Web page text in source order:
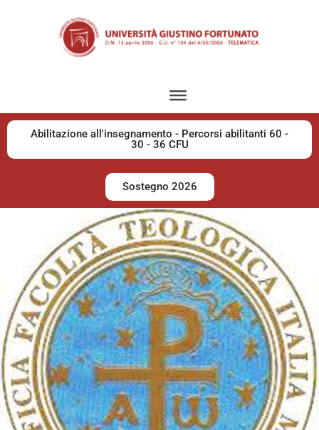
Abilitazione all'insegnamento - Percorsi abilitanti 60 -
30 - 36 CFU
Sostegno 2026